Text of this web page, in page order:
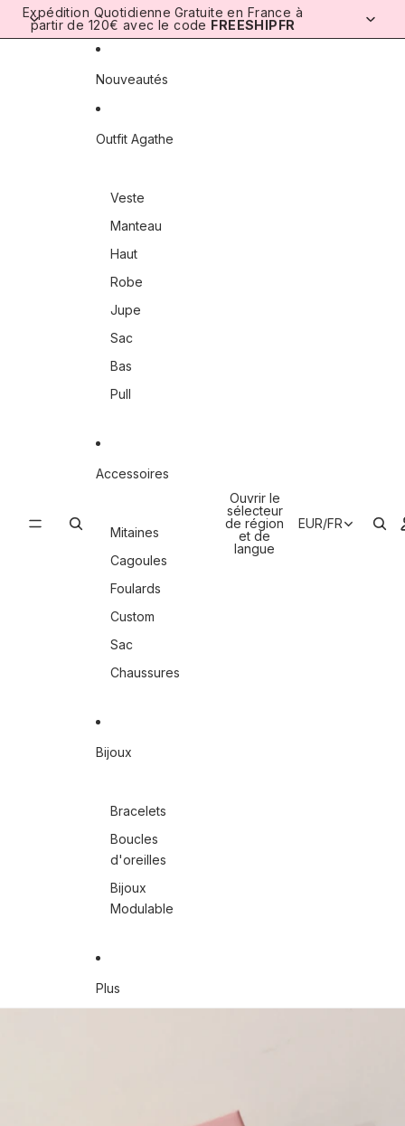
Expédition Quotidienne Gratuite en France à
partir de 120€ avec le code FREESHIPFR
Nouveautés
Outfit Agathe
Veste
Manteau
Haut
Robe
Jupe
Sac
Bas
Pull
Accessoires
Mitaines
Cagoules
Foulards
Custom
Sac
Chaussures
Bijoux
Bracelets
Boucles
d'oreilles
Bijoux
Modulable
Plus
Ouvrir le
sélecteur
de région
et de
langue
EUR/FR
Passer aux informations sur le produit